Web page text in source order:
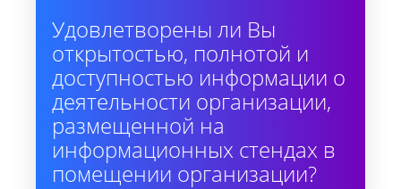
Удовлетворены ли Вы
открытостью, полнотой и
доступностью информации о
деятельности организации,
размещенной на
информационных стендах в
помещении организации?